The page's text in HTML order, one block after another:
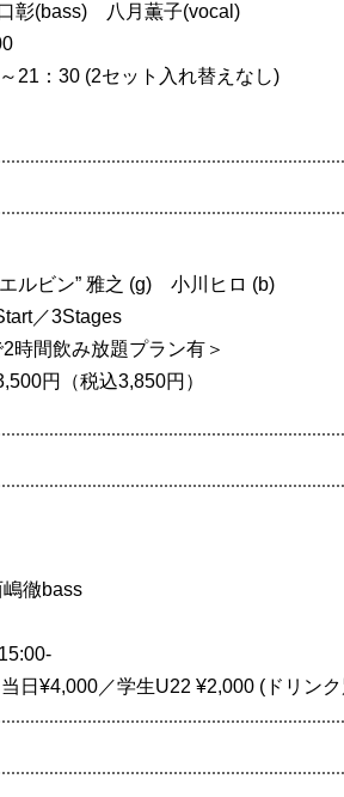
彰(bass) 八月薫子(vocal)
21：30 (2セット入れ替えなし)
ルビン” 雅之 (g) 小川ヒロ (b)
／3Stages
時間飲み放題プラン有＞
円（税込3,850円）
徹bass
日¥4,000／学生U22 ¥2,000 (ドリン